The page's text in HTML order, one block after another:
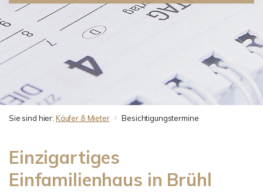
Sie sind hier: Käufer & Mieter Besichtigungstermine
Einzigartiges
Einfamilienhaus in Brühl